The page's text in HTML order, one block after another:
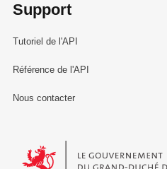
Support
Tutoriel de l'API
Référence de l'API
Nous contacter
Le Gouvernement du Grand-